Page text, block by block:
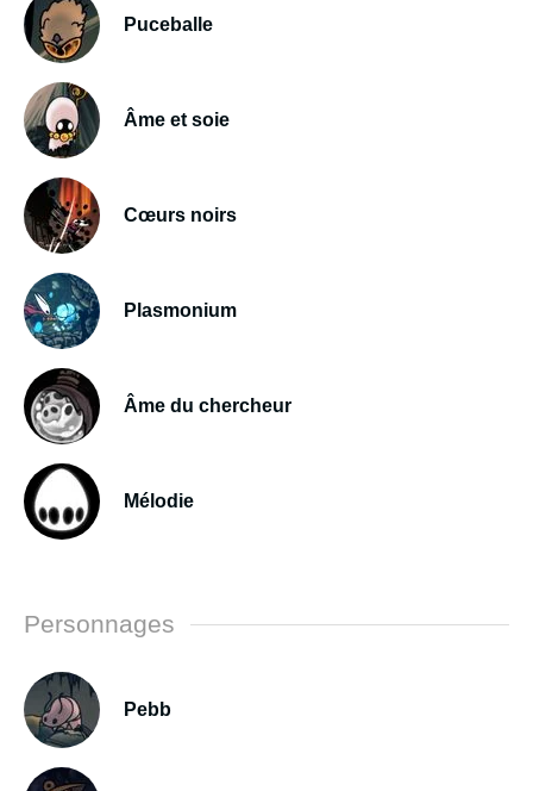
Puceballe
Âme et soie
Cœurs noirs
Plasmonium
Âme du chercheur
Mélodie
Personnages
Pebb